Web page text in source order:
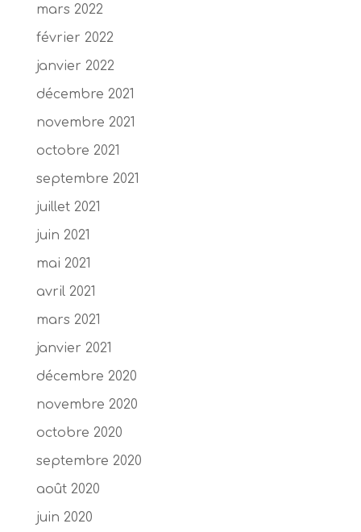
mars 2022
février 2022
janvier 2022
décembre 2021
novembre 2021
octobre 2021
septembre 2021
juillet 2021
juin 2021
mai 2021
avril 2021
mars 2021
janvier 2021
décembre 2020
novembre 2020
octobre 2020
septembre 2020
août 2020
juin 2020